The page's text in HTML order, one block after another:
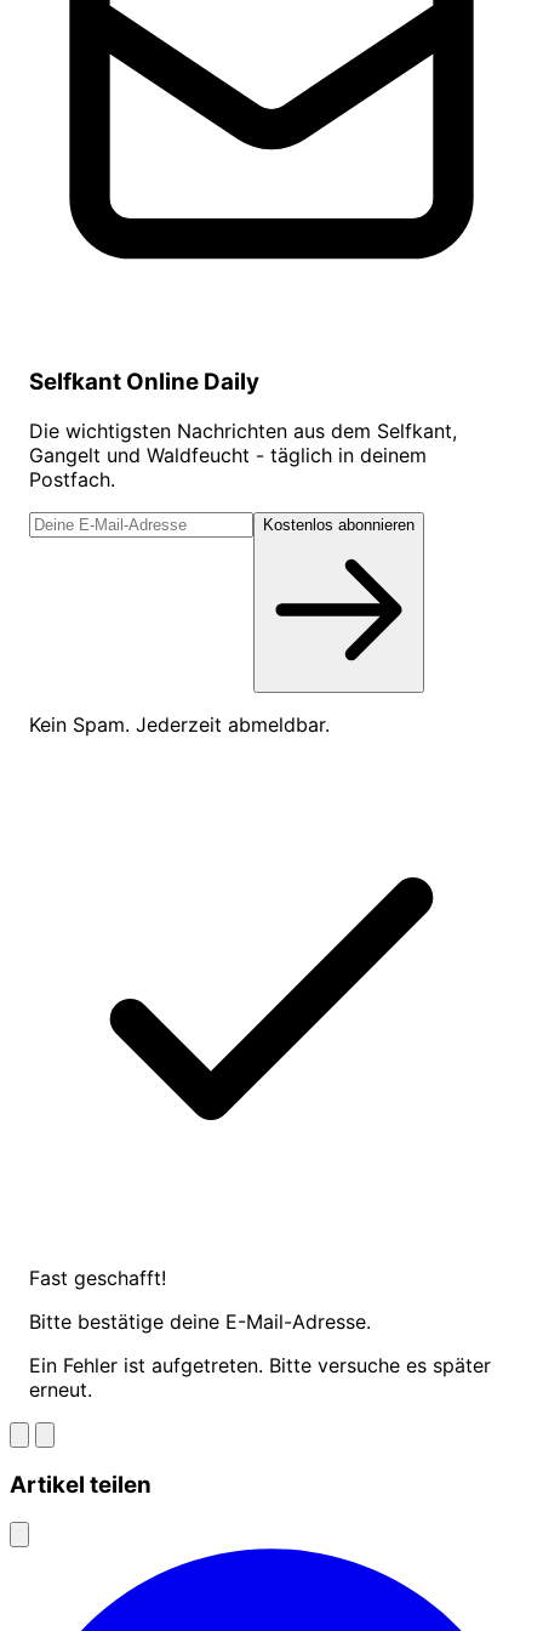
Selfkant Online Daily
Die wichtigsten Nachrichten aus dem Selfkant,
Gangelt und Waldfeucht - täglich in deinem
Postfach.
Kostenlos abonnieren
Kein Spam. Jederzeit abmeldbar.
Fast geschafft!
Bitte bestätige deine E-Mail-Adresse.
Ein Fehler ist aufgetreten. Bitte versuche es später
erneut.
Artikel teilen